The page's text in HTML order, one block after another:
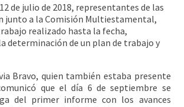
de julio de 2018, representantes de las
junto a la Comisión Multiestamental,
realizado hasta la fecha,
determinación de un plan de trabajo y
Bravo, quien también estaba presente
que el día 6 de septiembre se
del primer informe con los avances